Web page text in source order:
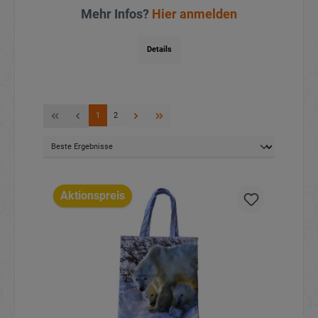
Mehr Infos? Hier anmelden
Details
1 2
Aktionspreis